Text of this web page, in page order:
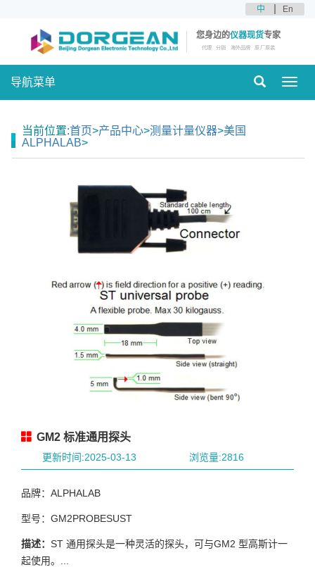
中 En
您身边的仪器现货专家
代理 分销 海外品牌 原厂原装
导航菜单
当前位置:首页>产品中心>测量计量仪器>美国
ALPHALAB>
GM2 标准通用探头
更新时间:2025-03-13 浏览量:2816
品牌：ALPHALAB
型号：GM2PROBESUST
描述： ST 通用探头是一种灵活的探头，可与GM2 型高斯计一
起使用。...